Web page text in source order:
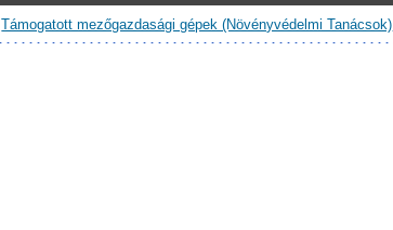
Támogatott mezőgazdasági gépek (Növényvédelmi Tanácsok)